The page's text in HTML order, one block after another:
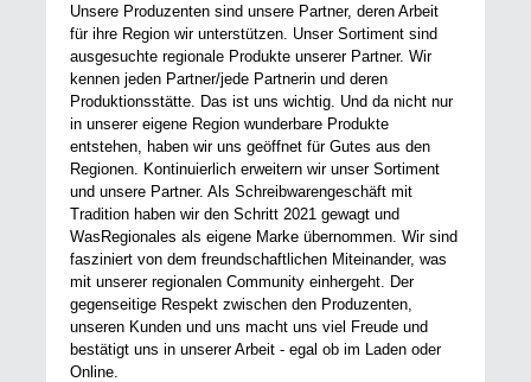
Unsere Produzenten sind unsere Partner, deren Arbeit
für ihre Region wir unterstützen. Unser Sortiment sind
ausgesuchte regionale Produkte unserer Partner. Wir
kennen jeden Partner/jede Partnerin und deren
Produktionsstätte. Das ist uns wichtig. Und da nicht nur
in unserer eigene Region wunderbare Produkte
entstehen, haben wir uns geöffnet für Gutes aus den
Regionen. Kontinuierlich erweitern wir unser Sortiment
und unsere Partner. Als Schreibwarengeschäft mit
Tradition haben wir den Schritt 2021 gewagt und
WasRegionales als eigene Marke übernommen. Wir sind
fasziniert von dem freundschaftlichen Miteinander, was
mit unserer regionalen Community einhergeht. Der
gegenseitige Respekt zwischen den Produzenten,
unseren Kunden und uns macht uns viel Freude und
bestätigt uns in unserer Arbeit - egal ob im Laden oder
Online.